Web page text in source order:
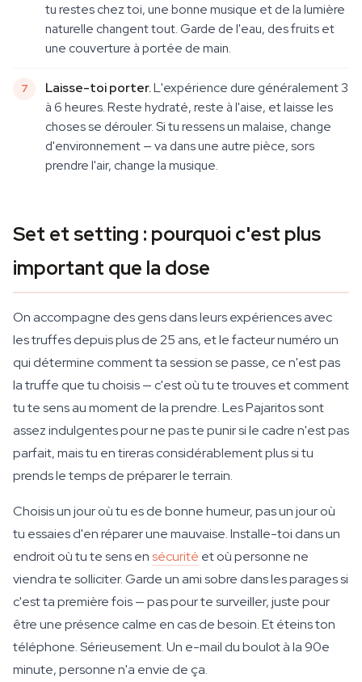
tu restes chez toi, une bonne musique et de la lumière
naturelle changent tout. Garde de l'eau, des fruits et
une couverture à portée de main.
Laisse-toi porter.L'expérience dure généralement 3
à 6 heures. Reste hydraté, reste à l'aise, et laisse les
choses se dérouler. Si tu ressens un malaise, change
d'environnement — va dans une autre pièce, sors
prendre l'air, change la musique.
Set et setting : pourquoi c'est plus
important que la dose
On accompagne des gens dans leurs expériences avec
les truffes depuis plus de 25 ans, et le facteur numéro un
qui détermine comment ta session se passe, ce n'est pas
la truffe que tu choisis — c'est où tu te trouves et comment
tu te sens au moment de la prendre. Les Pajaritos sont
assez indulgentes pour ne pas te punir si le cadre n'est pas
parfait, mais tu en tireras considérablement plus si tu
prends le temps de préparer le terrain.
Choisis un jour où tu es de bonne humeur, pas un jour où
tu essaies d'en réparer une mauvaise. Installe-toi dans un
endroit où tu te sens ensécurité et où personne ne
viendra te solliciter. Garde un ami sobre dans les parages si
c'est ta première fois — pas pour te surveiller, juste pour
être une présence calme en cas de besoin. Et éteins ton
téléphone. Sérieusement. Un e-mail du boulot à la 90e
minute, personne n'a envie de ça.